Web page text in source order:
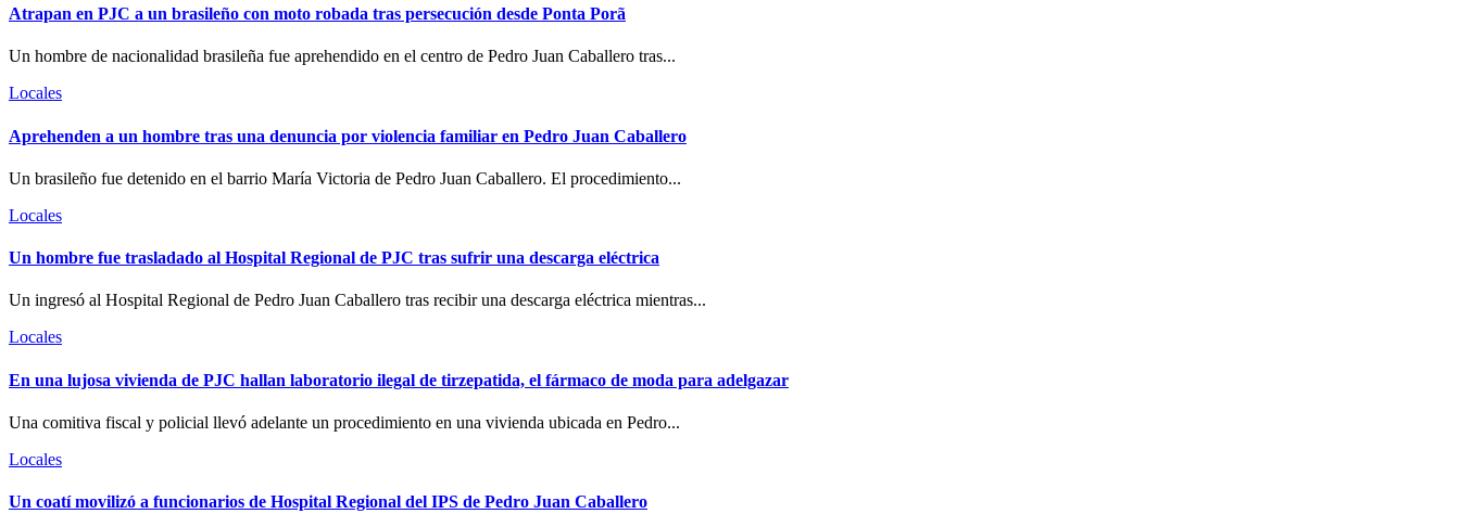
Atrapan en PJC a un brasileño con moto robada tras persecución desde Ponta Porã
Un hombre de nacionalidad brasileña fue aprehendido en el centro de Pedro Juan Caballero tras...
Locales
Aprehenden a un hombre tras una denuncia por violencia familiar en Pedro Juan Caballero
Un brasileño fue detenido en el barrio María Victoria de Pedro Juan Caballero. El procedimiento...
Locales
Un hombre fue trasladado al Hospital Regional de PJC tras sufrir una descarga eléctrica
Un ingresó al Hospital Regional de Pedro Juan Caballero tras recibir una descarga eléctrica mientras...
Locales
En una lujosa vivienda de PJC hallan laboratorio ilegal de tirzepatida, el fármaco de moda para adelgazar
Una comitiva fiscal y policial llevó adelante un procedimiento en una vivienda ubicada en Pedro...
Locales
Un coatí movilizó a funcionarios de Hospital Regional del IPS de Pedro Juan Caballero